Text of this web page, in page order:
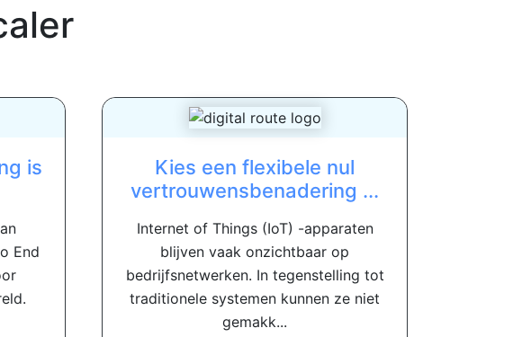
is
End
Kies een flexibele nul
vertrouwensbenadering ...
Internet of Things (IoT) -apparaten
blijven vaak onzichtbaar op
bedrijfsnetwerken. In tegenstelling tot
traditionele systemen kunnen ze niet
gemakk...